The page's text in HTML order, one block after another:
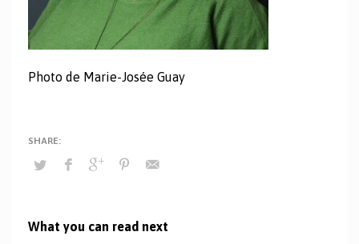
Photo de Marie-Josée Guay
What you can read next